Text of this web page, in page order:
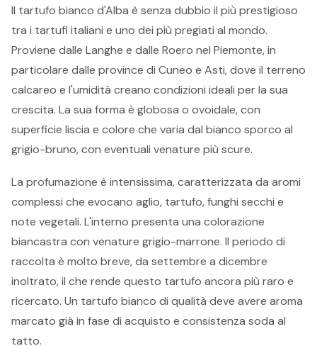
Il tartufo bianco d'Alba è senza dubbio il più prestigioso
tra i tartufi italiani e uno dei più pregiati al mondo.
Proviene dalle Langhe e dalle Roero nel Piemonte, in
particolare dalle province di Cuneo e Asti, dove il terreno
calcareo e l'umidità creano condizioni ideali per la sua
crescita. La sua forma è globosa o ovoidale, con
superficie liscia e colore che varia dal bianco sporco al
grigio-bruno, con eventuali venature più scure.
La profumazione è intensissima, caratterizzata da aromi
complessi che evocano aglio, tartufo, funghi secchi e
note vegetali. L'interno presenta una colorazione
biancastra con venature grigio-marrone. Il periodo di
raccolta è molto breve, da settembre a dicembre
inoltrato, il che rende questo tartufo ancora più raro e
ricercato. Un tartufo bianco di qualità deve avere aroma
marcato già in fase di acquisto e consistenza soda al
tatto.